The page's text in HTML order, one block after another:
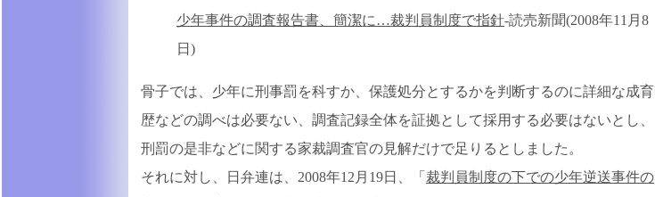
少年事件の調査報告書、簡潔に…裁判員制度で指針-読売新聞(2008年11月8
日)
骨子では、少年に刑事罰を科すか、保護処分とするかを判断するのに詳細な成育
歴などの調べは必要ない、調査記録全体を証拠として採用する必要はないとし、
刑罰の是非などに関する家裁調査官の見解だけで足りるとしました。
それに対し、日弁連は、2008年12月19日、「 裁判員制度の下での少年逆送事件の